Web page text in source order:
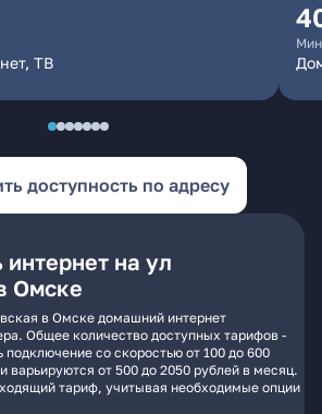
ТВ
доступность по адресу
на ул
Омске
в Омске домашний интернет
Общее количество доступных тарифов -
со скоростью от 100 до 600
варьируются от 500 до 2050 рублей в месяц.
тариф, учитывая необходимые опции